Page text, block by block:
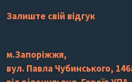
Залиште свій відгук
м.Запоріжжя,
вул. Павла Чубинського,